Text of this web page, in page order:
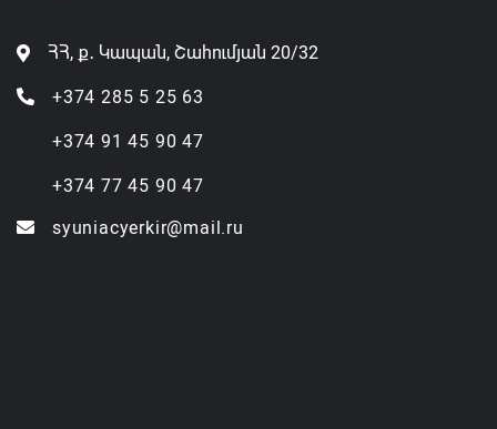
ՀՀ, ք․ Կապան, Շահումյան 20/32
+374 285 5 25 63
+374 91 45 90 47
+374 77 45 90 47
syuniacyerkir@mail.ru